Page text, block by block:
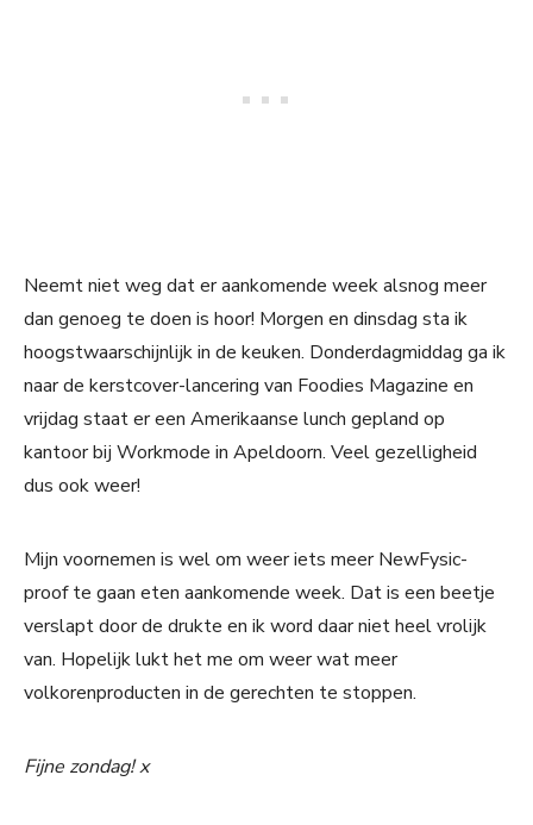
Neemt niet weg dat er aankomende week alsnog meer
dan genoeg te doen is hoor! Morgen en dinsdag sta ik
hoogstwaarschijnlijk in de keuken. Donderdagmiddag ga ik
naar de kerstcover-lancering van Foodies Magazine en
vrijdag staat er een Amerikaanse lunch gepland op
kantoor bij Workmode in Apeldoorn. Veel gezelligheid
dus ook weer!
Mijn voornemen is wel om weer iets meer NewFysic-
proof te gaan eten aankomende week. Dat is een beetje
verslapt door de drukte en ik word daar niet heel vrolijk
van. Hopelijk lukt het me om weer wat meer
volkorenproducten in de gerechten te stoppen.
Fijne zondag! x